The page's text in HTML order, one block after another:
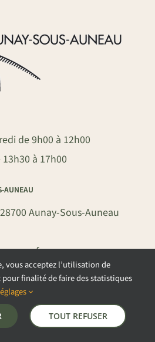
de 9h00 à 12h00
à 17h00
AUNEAU
Aunay-Sous-Auneau
DE AUNAY-SOUS-AUNEAU –
GESTION DES COOKIES
–
vous acceptez l’utilisation de
finalité de faire des statistiques
TOUT REFUSER